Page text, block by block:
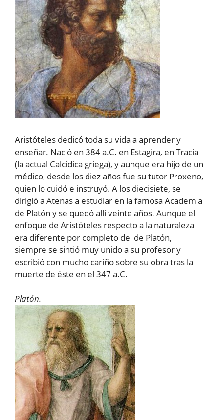
Aristóteles dedicó toda su vida a aprender y
enseñar. Nació en 384 a.C. en Estagira, en Tracia
(la actual Calcídica griega), y aunque era hijo de un
médico, desde los diez años fue su tutor Proxeno,
quien lo cuidó e instruyó. A los diecisiete, se
dirigió a Atenas a estudiar en la famosa Academia
de Platón y se quedó allí veinte años. Aunque el
enfoque de Aristóteles respecto a la naturaleza
era diferente por completo del de Platón,
siempre se sintió muy unido a su profesor y
escribió con mucho cariño sobre su obra tras la
muerte de éste en el 347 a.C.
Platón.